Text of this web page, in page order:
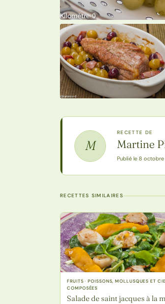
M
RECETTE DE
Martine
Publié le 8 octobre
RECETTES SIMILAIRES
FRUITS · POISSONS, MOLLUSQUES ET
COMPOSÉES
Salade de saint jacques à la